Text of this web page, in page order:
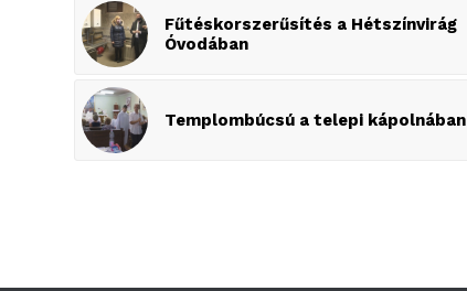
Fűtéskorszerűsítés a Hétszínvirág
Óvodában
Templombúcsú a telepi kápolnában